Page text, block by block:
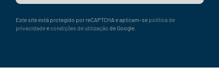
Este site está protegido por reCAPTCHA e aplicam-se política de
privacidadeecondições de utilização de Google.